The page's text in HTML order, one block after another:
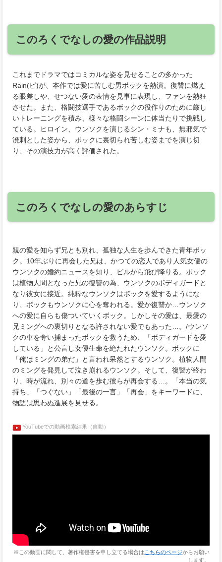
このろくでなしの愛の作品説明
これまでドラマではコミカルな姿を見せることの多かった
Rain(ピ)が、本作では愛に苦しむ男ボックを熱演。復讐に燃え
る眼差しや、せつない愛の表情を見事に表現し、ファンを熱狂
させた。また、格闘技選手であるボックの役作りのために厳し
いトレーニングを積み、様々な格闘シーンに体当たりで挑戦し
ている。ヒロイン、ウンソクを演じるシン・ミナも、無邪気で
溌剌とした姿から、ボックに裏切られ苦しむ姿までを演じ切
り、その演技力が高く評価された。
このろくでなしの愛のあらすじ
親の愛を知らず兄とも別れ、孤独な人生を歩んできた青年ボッ
ク。10年ぶりに再会した兄は、かつての恋人であり人気女優の
ウンソクの婚約ニュースを知り、ビルから飛び降りる。ボック
は植物人間となった兄の復讐の為、ウンソクのボディガードと
なり彼女に接近。純粋なウンソクはボックを愛するようにな
り、ボックもウンソクに心を奪われる。愛か復讐か…ウンソク
への愛に自らも傷ついていくボック。しかしその愛は、最愛の
兄ミングへの裏切りとなる許されない愛でもあった…。/ウンソ
クの車を奪い捕まったボックを救うため、「ボディガードを愛
している」と公言し女優生命を絶たれたウンソク。ボックに
「俺はミングの弟だ」と言われ呆然とするウンソク。植物人間
のミングを発見して泣き崩れるウンソク。そして、復讐が終わ
り、時が流れ、別々の道を歩む彼らが再会する…。「本当の気
持ち」「つぐない」「最後の一言」「再会」をキーワードに、
物語は思わぬ進展を見せる。
YouTubeでの動画検索結果（自動）
※この動画に関して、著作権侵害を申し立てる場合は こちらのページからお願い
します。